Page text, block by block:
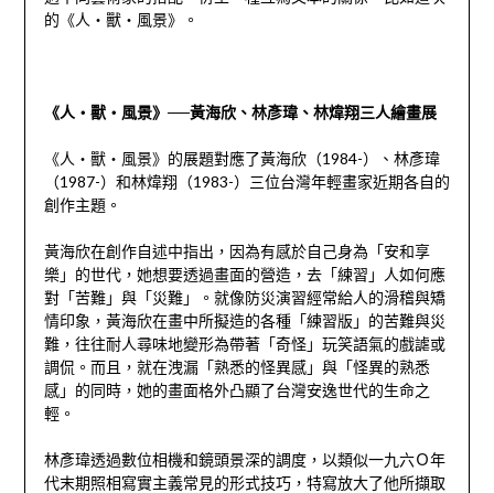
的《人‧獸‧風景》。
《人‧獸‧風景》──黃海欣、林彥瑋、林煒翔三人繪畫展
《人‧獸‧風景》的展題對應了黃海欣（1984-）、林彥瑋
（1987-）和林煒翔（1983-）三位台灣年輕畫家近期各自的
創作主題。
黃海欣在創作自述中指出，因為有感於自己身為「安和享
樂」的世代，她想要透過畫面的營造，去「練習」人如何應
對「苦難」與「災難」。就像防災演習經常給人的滑稽與矯
情印象，黃海欣在畫中所擬造的各種「練習版」的苦難與災
難，往往耐人尋味地變形為帶著「奇怪」玩笑語氣的戲謔或
調侃。而且，就在洩漏「熟悉的怪異感」與「怪異的熟悉
感」的同時，她的畫面格外凸顯了台灣安逸世代的生命之
輕。
林彥瑋透過數位相機和鏡頭景深的調度，以類似一九六Ｏ年
代末期照相寫實主義常見的形式技巧，特寫放大了他所擷取